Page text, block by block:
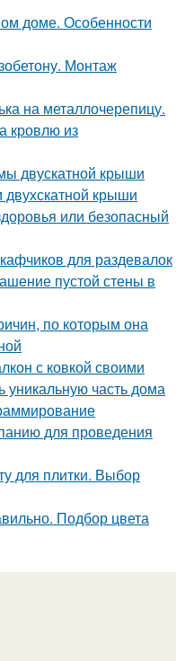
доме. Особенности
Монтаж
на металлочерепицу.
кровлю из
двускатной крыши
крыши
или безопасный
для раздевалок
пустой стены в
по которым она
с ковкой своими
уникальную часть дома
для проведения
для плитки. Выбор
Подбор цвета